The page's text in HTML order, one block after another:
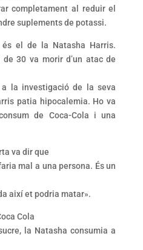
completament al reduir el
suplements de potassi.
el de la Natasha Harris.
de 30 va morir d’un atac de
la investigació de la seva
patia hipocalemia. Ho va
de Coca-Cola i una
va dir que
mal a una persona. És un
així et podria matar».
Cola
la Natasha consumia a